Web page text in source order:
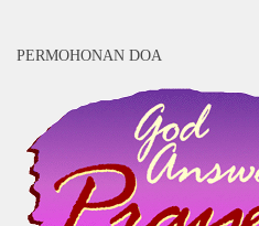
PERMOHONAN DOA